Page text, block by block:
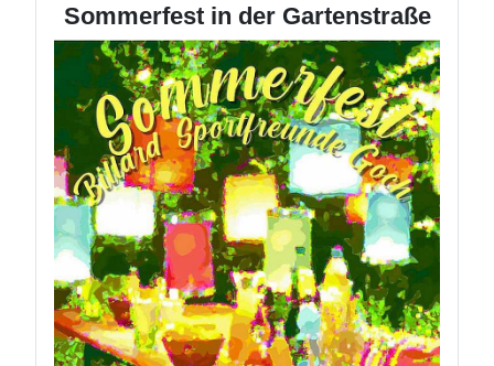
Sommerfest in der Gartenstraße